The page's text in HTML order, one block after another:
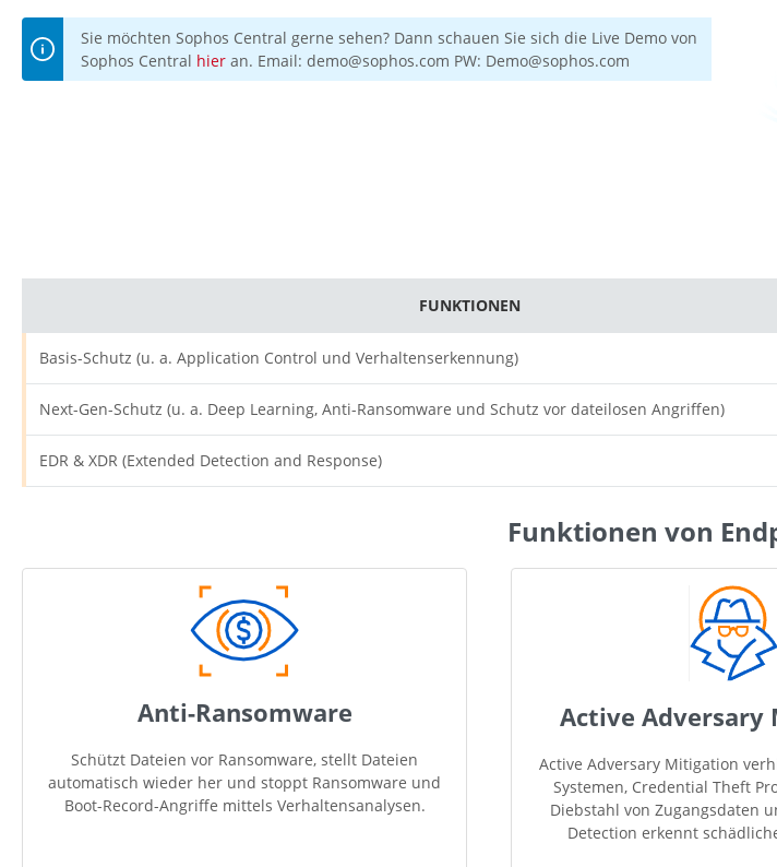
Sie möchten Sophos Central gerne sehen? Dann schauen Sie sich die Live Demo von
Sophos Central hier an. Email: demo@sophos.com PW: Demo@sophos.com
FUNKTIONEN
Basis-Schutz (u. a. Application Control und Verhaltenserkennung)
Next-Gen-Schutz (u. a. Deep Learning, Anti-Ransomware und Schutz vor dateilosen Angriffen)
EDR & XDR (Extended Detection and Response)
Funktionen von
Anti-Ransomware
Schützt Dateien vor Ransomware, stellt Dateien
automatisch wieder her und stoppt Ransomware und
Boot-Record-Angriffe mittels Verhaltensanalysen.
Active Adversary
Active Adversary Mitigation
Systemen, Credential Theft
Diebstahl von Zugangsdaten
Detection erkennt